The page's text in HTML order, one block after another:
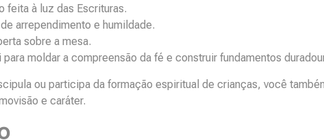
feita à luz das Escrituras.
arrependimento e humildade.
sobre a mesa.
moldar a compreensão da fé e construir fundamentos
ou participa da formação espiritual de crianças, você
e caráter.